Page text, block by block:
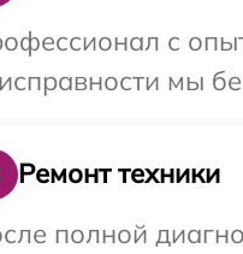
с
мы
Ремонт техники
полной